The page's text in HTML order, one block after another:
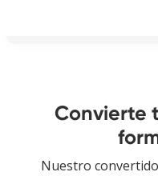
Convierte
Nuestro